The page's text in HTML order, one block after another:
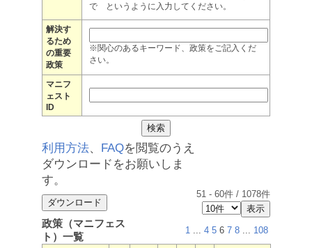
で というように入力してください。
解決す
るため
の重要
政策
※関心のあるキーワード、政策をご記入くだ
さい。
マニフ
ェスト
ID
利用方法、 FAQを閲覧のうえ
ダウンロードをお願いしま
す。
51 - 60件 / 1078件
政策（マニフェス
ト）一覧
1 ... 4 5 6 7 8 ... 108